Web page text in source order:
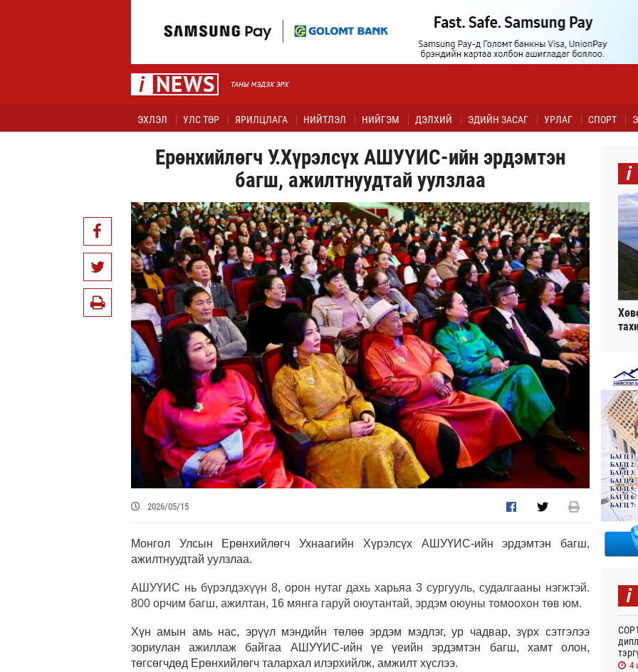
ЭХЛЭЛ УЛС ТӨР ЯРИЛЦЛАГА НИЙТЛЭЛ НИЙГЭМ ДЭЛХИЙ ЭДИЙН ЗАСАГ УРЛАГ СПОРТ
Ерөнхийлөгч У.Хүрэлсүх АШУҮИС-ийн эрдэмтэн
багш, ажилтнуудтай уулзлаа
2026/05/15
Монгол Улсын Ерөнхийлөгч Ухнаагийн Хүрэлсүх АШУҮИС-ийн эрдэмтэн багш,
ажилтнуудтай уулзлаа.
АШУҮИС нь бүрэлдэхүүн 8, орон нутаг дахь харьяа 3 сургууль, судалгааны нэгжтэй.
800 орчим багш, ажилтан, 16 мянга гаруй оюутантай, эрдэм оюуны томоохон төв юм.
Хүн амын амь нас, эрүүл мэндийн төлөө эрдэм мэдлэг, ур чадвар, зүрх сэтгэлээ
зориулан ажиллаж байгаа АШУҮИС-ийн үе үеийн эрдэмтэн багш, хамт олон,
төгсөгчдөд Ерөнхийлөгч талархал илэрхийлж, амжилт хүслээ.
i
i
4